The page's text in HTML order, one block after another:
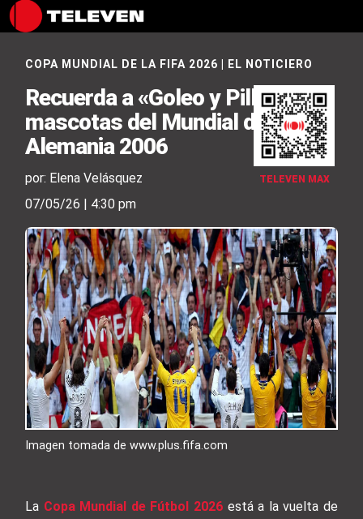
TELEVEN MAX
COPA MUNDIAL DE LA FIFA 2026 EL NOTICIERO
Recuerda a «Goleo y Pille», las
mascotas del Mundial de
Alemania 2006
por: Elena Velásquez
07/05/26 | 4:30 pm
Imagen tomada de www.plus.fifa.com
La Copa Mundial de Fútbol 2026 está a la vuelta de